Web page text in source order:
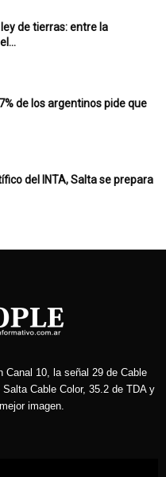
de tierras: entre la
de los argentinos pide que
del INTA, Salta se prepara
10, la señal 29 de Cable
Cable Color, 35.2 de TDA y
imagen.